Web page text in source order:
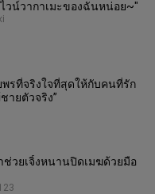
วน์วากาเมะของฉันหน่อย~"
พรที่จริงใจที่สุดให้กับคนที่รัก
ายตัวจริง”
ช่วยเจิ้งหนานปิดเมฆด้วยมือ